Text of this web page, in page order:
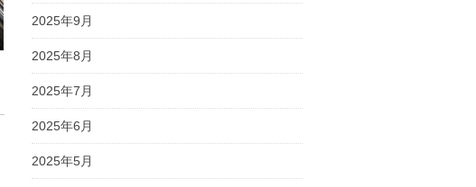
2025年9月
2025年8月
2025年7月
2025年6月
2025年5月